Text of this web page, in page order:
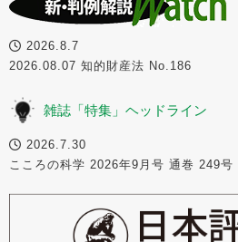
2026.8.7
2026.08.07 知的財産法 No.186
雑誌「特集」ヘッドライン
2026.7.30
こころの科学 2026年9月号 通巻 249号